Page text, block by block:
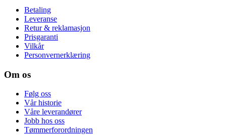
Betaling
Leveranse
Retur & reklamasjon
Prisgaranti
Vilkår
Personvernerklæring
Om os
Følg oss
Vår historie
Våre leverandører
Jobb hos oss
Tømmerforordningen